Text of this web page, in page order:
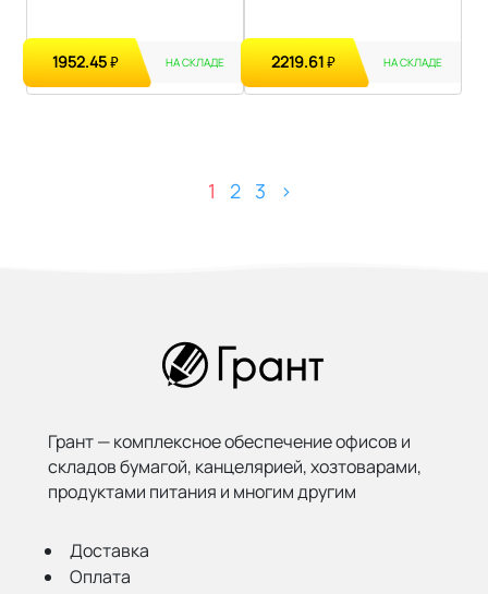
1952.45₽ НА СКЛАДЕ 2219.61₽ НА СКЛАДЕ
1 2 3 >
Грант — комплексное обеспечение офисов и
складов бумагой, канцелярией, хозтоварами,
продуктами питания и многим другим
Доставка
Оплата